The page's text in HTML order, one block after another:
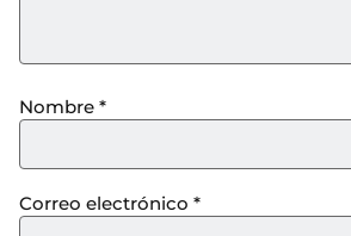
Nombre *
Correo electrónico *